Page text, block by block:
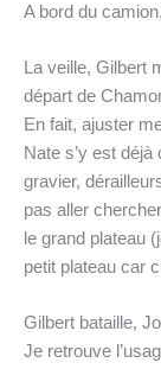
A bord du
La veille, Gilbert
départ de
En fait, ajuster
Nate s’y est
gravier,
pas aller
le grand plateau
petit plateau car
Gilbert bataille,
Je retrouve